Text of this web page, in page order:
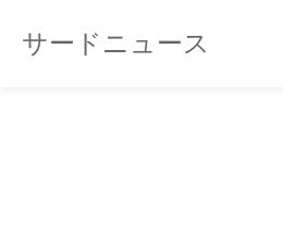
サードニュース